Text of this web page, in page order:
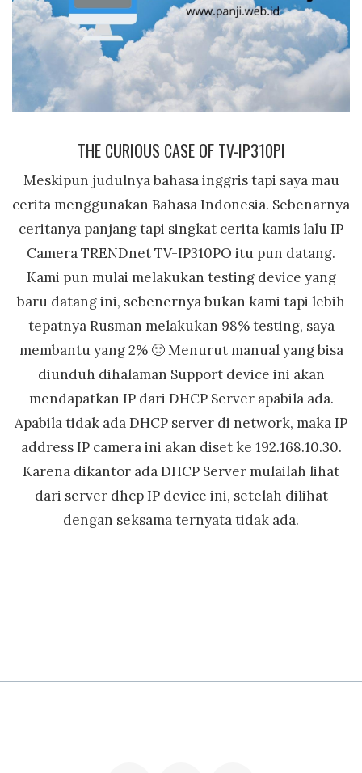
THE CURIOUS CASE OF TV-IP310PI
Meskipun judulnya bahasa inggris tapi saya mau
cerita menggunakan Bahasa Indonesia. Sebenarnya
ceritanya panjang tapi singkat cerita kamis lalu IP
Camera TRENDnet TV-IP310PO itu pun datang.
Kami pun mulai melakukan testing device yang
baru datang ini, sebenernya bukan kami tapi lebih
tepatnya Rusman melakukan 98% testing, saya
membantu yang 2% 🙂 Menurut manual yang bisa
diunduh dihalaman Support device ini akan
mendapatkan IP dari DHCP Server apabila ada.
Apabila tidak ada DHCP server di network, maka IP
address IP camera ini akan diset ke 192.168.10.30.
Karena dikantor ada DHCP Server mulailah lihat
dari server dhcp IP device ini, setelah dilihat
dengan seksama ternyata tidak ada.